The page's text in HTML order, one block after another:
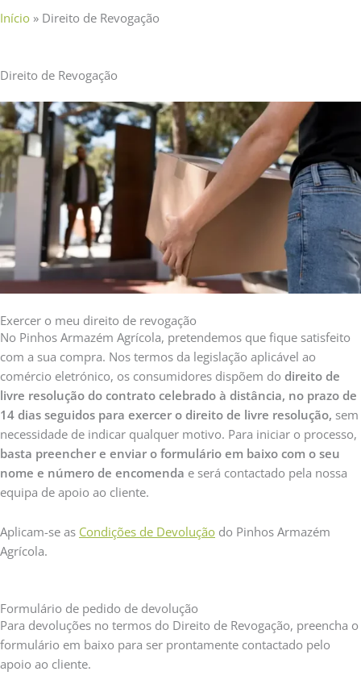
Início » Direito de Revogação
Direito de Revogação
Exercer o meu direito de revogação
No Pinhos Armazém Agrícola, pretendemos que fique satisfeito
com a sua compra. Nos termos da legislação aplicável ao
comércio eletrónico, os consumidores dispõem do direito de
livre resolução do contrato celebrado à distância, no prazo de
14 dias seguidos para exercer o direito de livre resolução, sem
necessidade de indicar qualquer motivo. Para iniciar o processo,
basta preencher e enviar o formulário em baixo com o seu
nome e número de encomenda e será contactado pela nossa
equipa de apoio ao cliente.
Aplicam-se as Condições de Devolução do Pinhos Armazém
Agrícola.
Formulário de pedido de devolução
Para devoluções no termos do Direito de Revogação, preencha o
formulário em baixo para ser prontamente contactado pelo
apoio ao cliente.